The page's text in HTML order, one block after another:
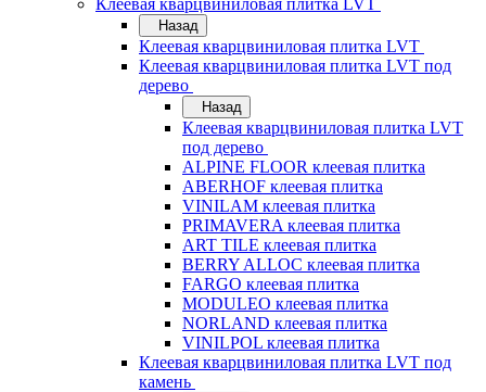
Клеевая кварцвиниловая плитка LVT
Назад
Клеевая кварцвиниловая плитка LVT
Клеевая кварцвиниловая плитка LVT под
дерево
Назад
Клеевая кварцвиниловая плитка LVT
под дерево
ALPINE FLOOR клеевая плитка
ABERHOF клеевая плитка
VINILAM клеевая плитка
PRIMAVERA клеевая плитка
ART TILE клеевая плитка
BERRY ALLOC клеевая плитка
FARGO клеевая плитка
MODULEO клеевая плитка
NORLAND клеевая плитка
VINILPOL клеевая плитка
Клеевая кварцвиниловая плитка LVT под
камень